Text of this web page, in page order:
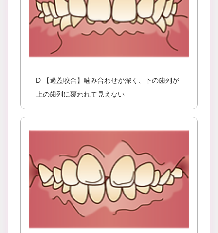
D 【過蓋咬合】噛み合わせが深く、下の歯列が
上の歯列に覆われて見えない